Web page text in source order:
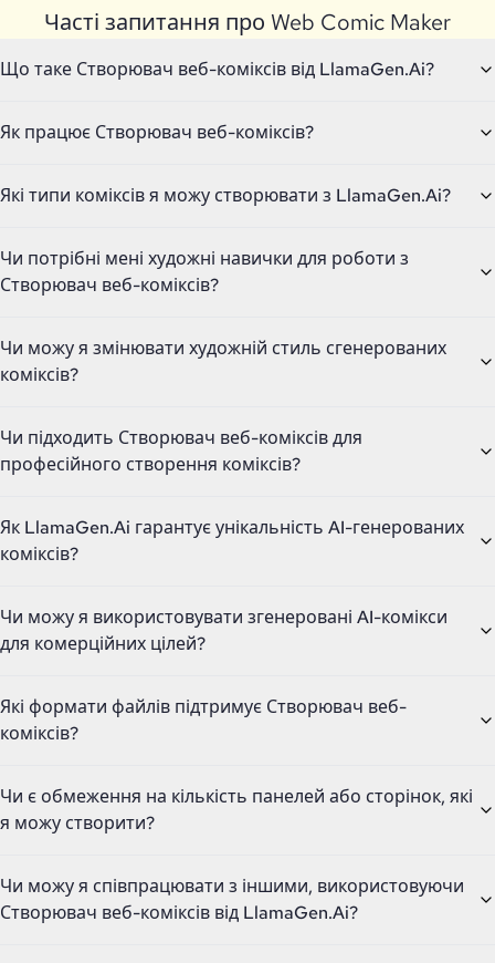
Часті запитання про Web Comic Maker
Що таке Створювач веб-коміксів від LlamaGen.Ai?
Як працює Створювач веб-коміксів?
Які типи коміксів я можу створювати з LlamaGen.Ai?
Чи потрібні мені художні навички для роботи з
Створювач веб-коміксів?
Чи можу я змінювати художній стиль сгенерованих
коміксів?
Чи підходить Створювач веб-коміксів для
професійного створення коміксів?
Як LlamaGen.Ai гарантує унікальність AI-генерованих
коміксів?
Чи можу я використовувати згенеровані AI-комікси
для комерційних цілей?
Які формати файлів підтримує Створювач веб-
коміксів?
Чи є обмеження на кількість панелей або сторінок, які
я можу створити?
Чи можу я співпрацювати з іншими, використовуючи
Створювач веб-коміксів від LlamaGen.Ai?